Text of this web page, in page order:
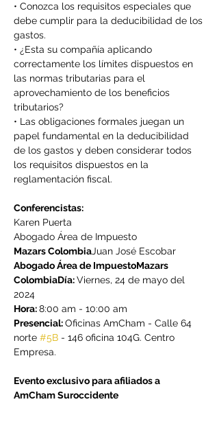
• Conozca los requisitos especiales que
debe cumplir para la deducibilidad de los
gastos.
• ¿Esta su compañía aplicando
correctamente los límites dispuestos en
las normas tributarias para el
aprovechamiento de los beneficios
tributarios?
• Las obligaciones formales juegan un
papel fundamental en la deducibilidad
de los gastos y deben considerar todos
los requisitos dispuestos en la
reglamentación fiscal.
Karen Puerta
Mazars Colombia
Abogado Área de ImpuestoMazars
ColombiaDía: Viernes, 24 de mayo del
Hora:
Presencial: Oficinas AmCham - Calle 64
norte #5B - 146 oficina 104G. Centro
Empresa.
Evento exclusivo para afiliados a
AmCham Suroccidente